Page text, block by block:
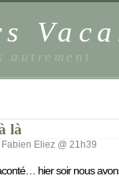
autrement
là
Eliez @ 21h39
hier soir nous